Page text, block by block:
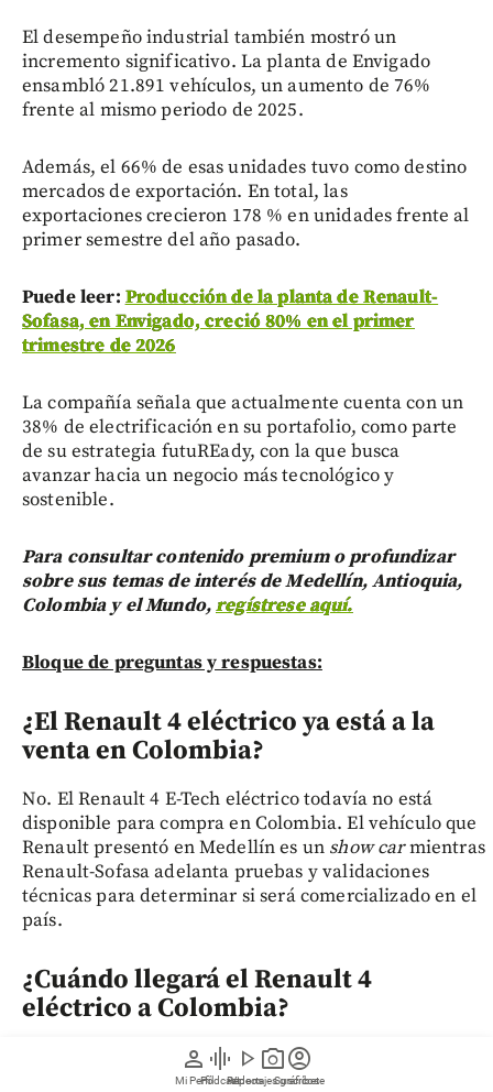
person
Mi Perfil
graphic_eq
Pódcast
play_arrow
Videos
photo_camera
Reportajes gráficos
account_circle
Suscríbete
El desempeño industrial también mostró un
incremento significativo. La planta de Envigado
ensambló 21.891 vehículos, un aumento de 76%
frente al mismo periodo de 2025.
Además, el 66% de esas unidades tuvo como destino
mercados de exportación. En total, las
exportaciones crecieron 178 % en unidades frente al
primer semestre del año pasado.
Puede leer: Producción de la planta de Renault-
Sofasa, en Envigado, creció 80% en el primer
trimestre de 2026
La compañía señala que actualmente cuenta con un
38% de electrificación en su portafolio, como parte
de su estrategia futuREady, con la que busca
avanzar hacia un negocio más tecnológico y
sostenible.
Para consultar contenido premium o profundizar
sobre sus temas de interés de Medellín, Antioquia,
Colombia y el Mundo,regístrese aquí.
Bloque de preguntas y respuestas:
¿El Renault 4 eléctrico ya está a la
venta en Colombia?
No. El Renault 4 E-Tech eléctrico todavía no está
disponible para compra en Colombia. El vehículo que
Renault presentó en Medellín es un show carmientras
Renault-Sofasa adelanta pruebas y validaciones
técnicas para determinar si será comercializado en el
país.
¿Cuándo llegará el Renault 4
eléctrico a Colombia?
Por ahora, Renault no ha anunciado una fecha de
lanzamiento comercial para el Renault 4 E-Tech en